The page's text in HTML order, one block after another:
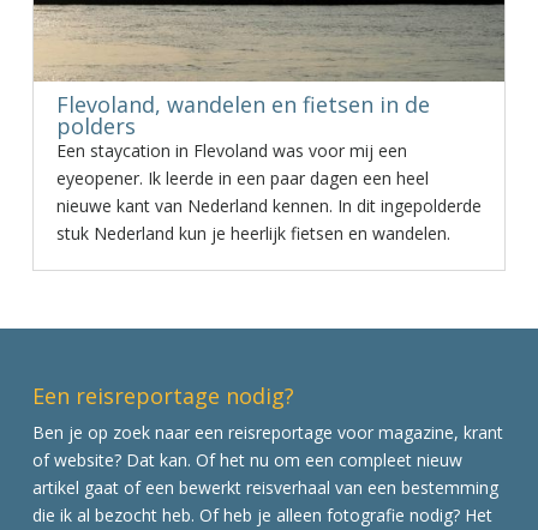
Flevoland, wandelen en fietsen in de
polders
Een staycation in Flevoland was voor mij een
eyeopener. Ik leerde in een paar dagen een heel
nieuwe kant van Nederland kennen. In dit ingepolderde
stuk Nederland kun je heerlijk fietsen en wandelen.
Een reisreportage nodig?
Ben je op zoek naar een reisreportage voor magazine, krant
of website? Dat kan. Of het nu om een compleet nieuw
artikel gaat of een bewerkt reisverhaal van een bestemming
die ik al bezocht heb. Of heb je alleen fotografie nodig? Het